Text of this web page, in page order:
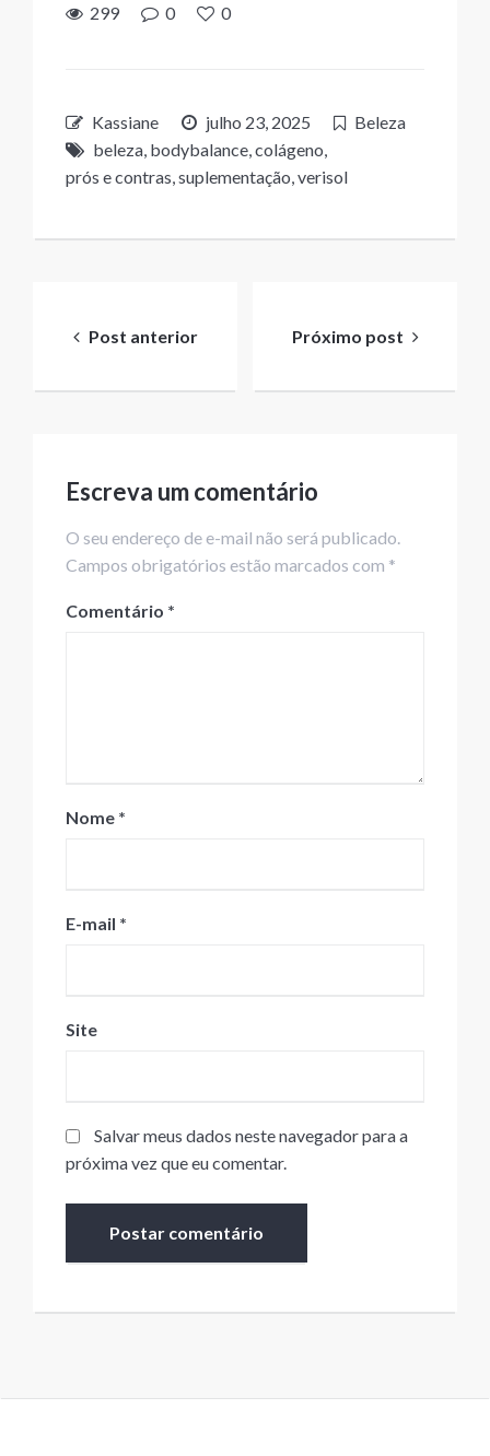
299 0 0
Kassiane julho 23, 2025
Beleza
beleza bodybalance colágeno
prós e contras suplementação verisol
Post
Post anterior Próximo post
Escreva um comentário
O seu endereço de e-mail não será publicado.
Campos obrigatórios estão marcados com *
Comentário *
Nome *
E-mail *
Site
Salvar meus dados neste navegador para a
próxima vez que eu comentar.